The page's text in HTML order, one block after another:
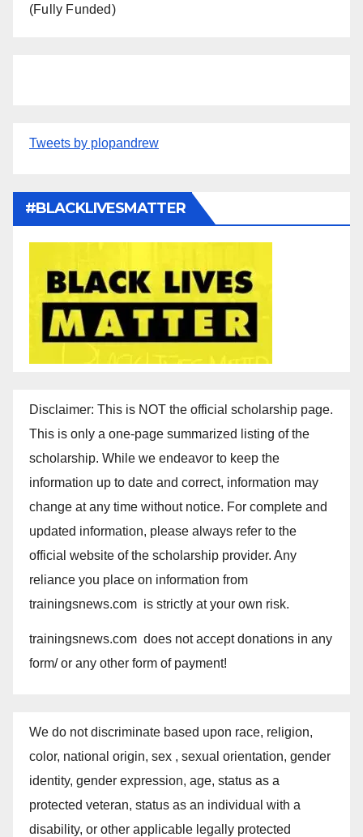
(Fully Funded)
Tweets by plopandrew
#BLACKLIVESMATTER
Disclaimer: This is NOT the official scholarship page.
This is only a one-page summarized listing of the
scholarship. While we endeavor to keep the
information up to date and correct, information may
change at any time without notice. For complete and
updated information, please always refer to the
official website of the scholarship provider. Any
reliance you place on information from
trainingsnews.com is strictly at your own risk.
trainingsnews.com does not accept donations in any
form/ or any other form of payment!
We do not discriminate based upon race, religion,
color, national origin, sex , sexual orientation, gender
identity, gender expression, age, status as a
protected veteran, status as an individual with a
disability, or other applicable legally protected